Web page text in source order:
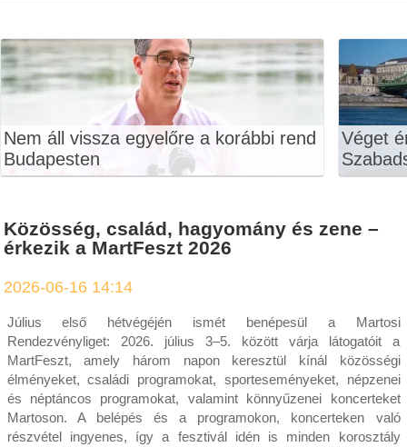
Nem áll vissza egyelőre a korábbi rend
Budapesten
Véget
Közösség, család, hagyomány és zene –
érkezik a MartFeszt 2026
2026-06-16 14:14
Július első hétvégéjén ismét benépesül a Martosi
Rendezvényliget: 2026. július 3–5. között várja látogatóit a
MartFeszt, amely három napon keresztül kínál közösségi
élményeket, családi programokat, sporteseményeket, népzenei
és néptáncos programokat, valamint könnyűzenei koncerteket
Martoson. A belépés és a programokon, koncerteken való
részvétel ingyenes, így a fesztivál idén is minden korosztály